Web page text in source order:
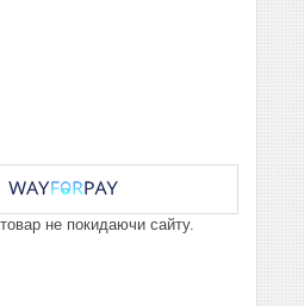
не покидаючи сайту.